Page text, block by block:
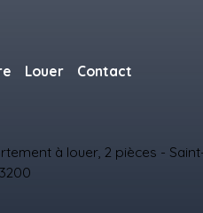
Louer Contact